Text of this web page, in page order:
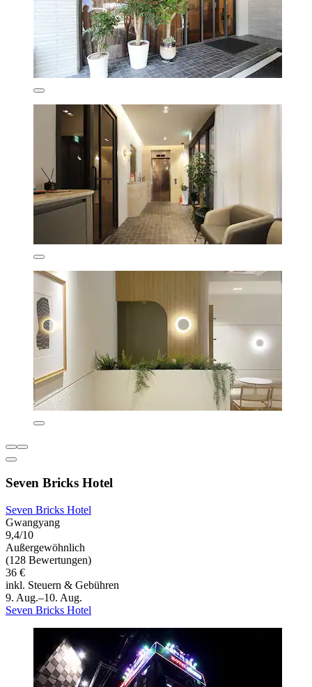
Seven Bricks Hotel
Seven Bricks Hotel
Gwangyang
9,4/10
Außergewöhnlich
(128 Bewertungen)
36 €
inkl. Steuern & Gebühren
9. Aug.–10. Aug.
Seven Bricks Hotel